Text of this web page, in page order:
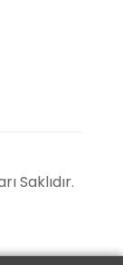
Saklıdır.